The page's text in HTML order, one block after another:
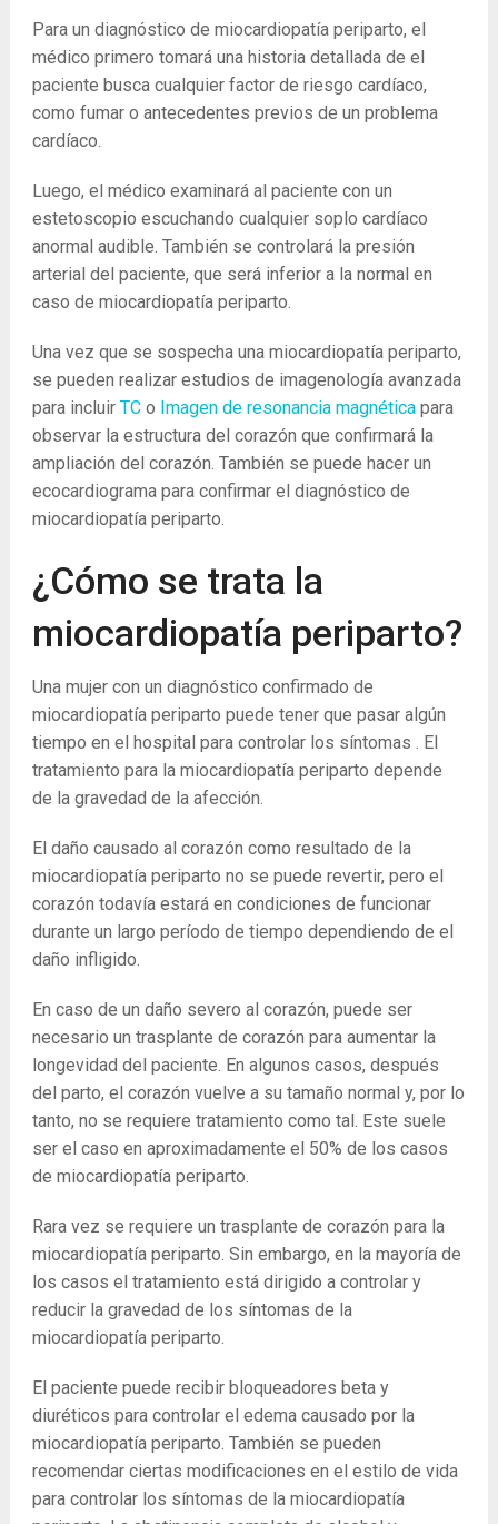
Para un diagnóstico de miocardiopatía periparto, el
médico primero tomará una historia detallada de el
paciente busca cualquier factor de riesgo cardíaco,
como fumar o antecedentes previos de un problema
cardíaco.
Luego, el médico examinará al paciente con un
estetoscopio escuchando cualquier soplo cardíaco
anormal audible. También se controlará la presión
arterial del paciente, que será inferior a la normal en
caso de miocardiopatía periparto.
Una vez que se sospecha una miocardiopatía periparto,
se pueden realizar estudios de imagenología avanzada
para incluir TC o Imagen de resonancia magnética para
observar la estructura del corazón que confirmará la
ampliación del corazón. También se puede hacer un
ecocardiograma para confirmar el diagnóstico de
miocardiopatía periparto.
¿Cómo se trata la
miocardiopatía periparto?
Una mujer con un diagnóstico confirmado de
miocardiopatía periparto puede tener que pasar algún
tiempo en el hospital para controlar los síntomas . El
tratamiento para la miocardiopatía periparto depende
de la gravedad de la afección.
El daño causado al corazón como resultado de la
miocardiopatía periparto no se puede revertir, pero el
corazón todavía estará en condiciones de funcionar
durante un largo período de tiempo dependiendo de el
daño infligido.
En caso de un daño severo al corazón, puede ser
necesario un trasplante de corazón para aumentar la
longevidad del paciente. En algunos casos, después
del parto, el corazón vuelve a su tamaño normal y, por lo
tanto, no se requiere tratamiento como tal. Este suele
ser el caso en aproximadamente el 50% de los casos
de miocardiopatía periparto.
Rara vez se requiere un trasplante de corazón para la
miocardiopatía periparto. Sin embargo, en la mayoría de
los casos el tratamiento está dirigido a controlar y
reducir la gravedad de los síntomas de la
miocardiopatía periparto.
El paciente puede recibir bloqueadores beta y
diuréticos para controlar el edema causado por la
miocardiopatía periparto. También se pueden
recomendar ciertas modificaciones en el estilo de vida
para controlar los síntomas de la miocardiopatía